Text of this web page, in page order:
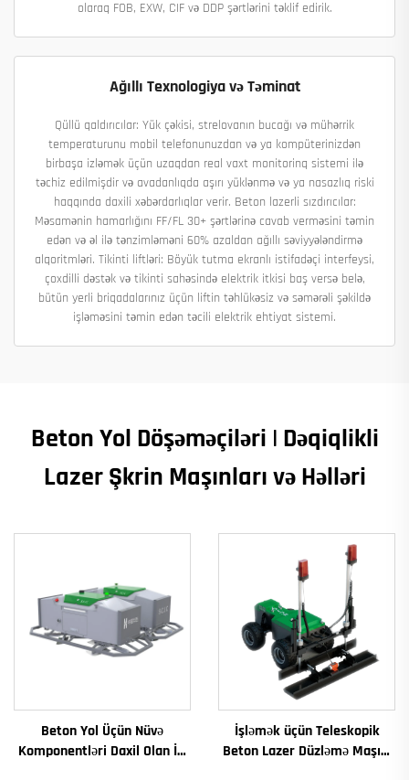
olaraq FOB, EXW, CIF və DDP şərtlərini təklif edirik.
Ağıllı Texnologiya və Təminat
Qüllü qaldırıcılar: Yük çəkisi, strelovanın bucağı və mühərrik
temperaturunu mobil telefonunuzdan və ya kompüterinizdən
birbaşa izləmək üçün uzaqdan real vaxt monitorinq sistemi ilə
təchiz edilmişdir və avadanlıqda aşırı yüklənmə və ya nasazlıq riski
haqqında daxili xəbərdarlıqlar verir. Beton lazerli sızdırıcılar:
Məsamənin hamarlığını FF/FL 30+ şərtlərinə cavab verməsini təmin
edən və əl ilə tənzimləməni 60% azaldan ağıllı səviyyələndirmə
alqoritmləri. Tikinti liftləri: Böyük tutma ekranlı istifadəçi interfeysi,
çoxdilli dəstək və tikinti sahəsində elektrik itkisi baş versə belə,
bütün yerli briqadalarınız üçün liftin təhlükəsiz və səmərəli şəkildə
işləməsini təmin edən təcili elektrik ehtiyat sistemi.
Beton Yol Döşəməçiləri | Dəqiqlikli
Lazer Şkrin Maşınları və Həlləri
Beton Yol Üçün Nüvə
Komponentləri Daxil Olan İri
İşləmək üçün Teleskopik
Beton Lazer Düzləmə Maşını